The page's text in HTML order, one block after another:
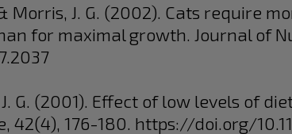
& Morris, J. G. (2002). Cats require
for maximal growth. Journal of
J. G. (2001). Effect of low levels of
42(4), 176-180. https://doi.org/